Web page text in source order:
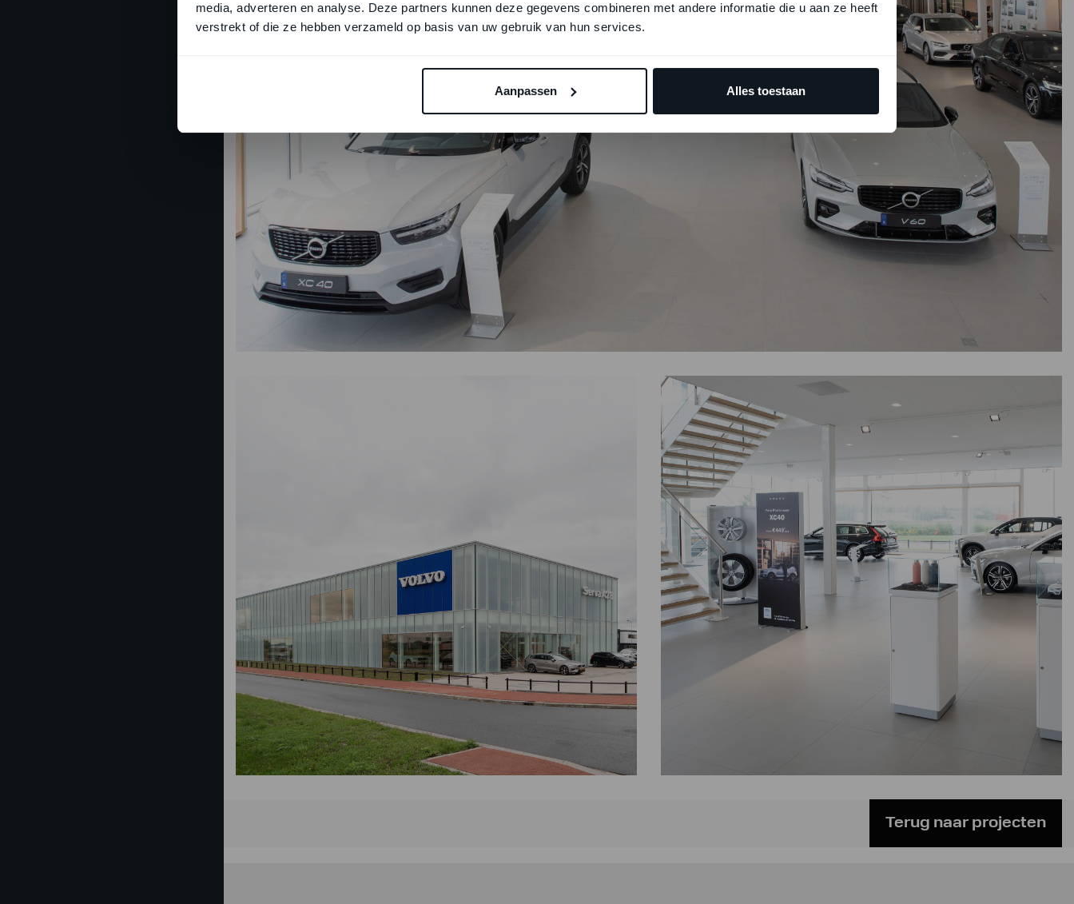
media, adverteren en analyse. Deze partners kunnen deze gegevens combineren met andere informatie die u aan ze heeft
verstrekt of die ze hebben verzameld op basis van uw gebruik van hun services.
Aanpassen Alles toestaan
Terug naar projecten